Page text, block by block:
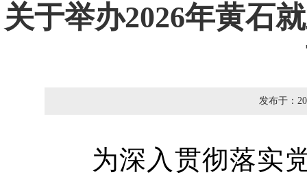
关于举办2026年黄石
发布于：
为深入贯彻落实